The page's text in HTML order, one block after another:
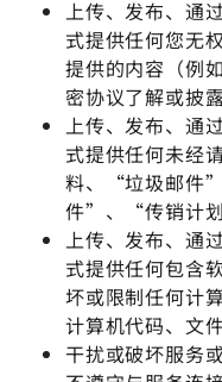
上传、发布、通
式提供任何您无
提供的内容（例
密协议了解或披
上传、发布、通
式提供任何未经
料、“垃圾邮件
件”、“传销计划
上传、发布、通
式提供任何包含
坏或限制任何计
计算机代码、文
干扰或破坏服务